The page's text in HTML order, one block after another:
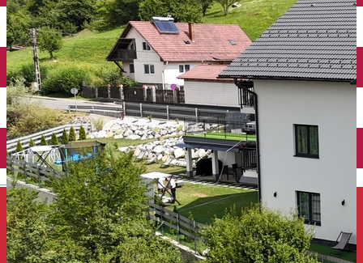
English
Închirieri auto
Închirieri de biciclete